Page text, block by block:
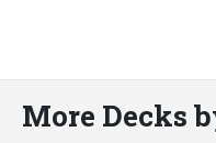
More Decks